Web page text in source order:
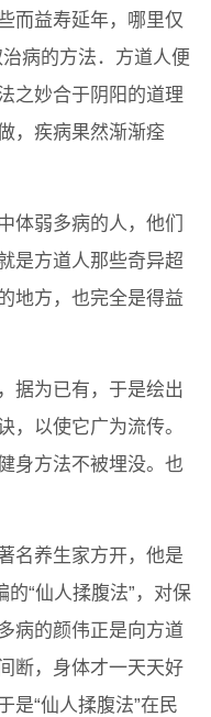
而益寿延年，哪里仅
病的方法．方道人便
之妙合于阴阳的道理
，疾病果然渐渐痊
体弱多病的人，他们
是方道人那些奇异超
地方，也完全是得益
据为已有，于是绘出
，以使它广为流传。
身方法不被埋没。也
名养生家方开，他是
“仙人揉腹法”，对保
病的颜伟正是向方道
断，身体才一天天好
是“仙人揉腹法”在民